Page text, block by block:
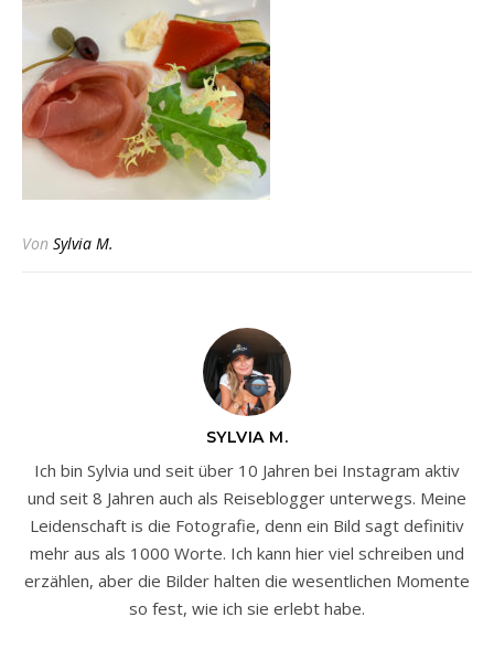
Von Sylvia M.
SYLVIA M.
Ich bin Sylvia und seit über 10 Jahren bei Instagram aktiv
und seit 8 Jahren auch als Reiseblogger unterwegs. Meine
Leidenschaft is die Fotografie, denn ein Bild sagt definitiv
mehr aus als 1000 Worte. Ich kann hier viel schreiben und
erzählen, aber die Bilder halten die wesentlichen Momente
so fest, wie ich sie erlebt habe.